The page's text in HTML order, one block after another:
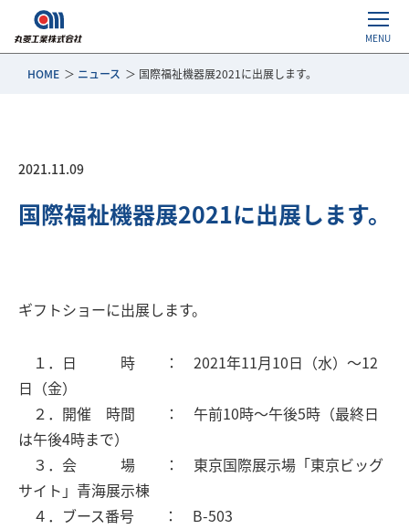
HOME ニュース 国際福祉機器展2021に出展します。
2021.11.09
国際福祉機器展2021に出展します。
ギフトショーに出展します。
１．日 時 ： 2021年11月10日（水）～12
日（金）
２．開催 時間 ： 午前10時～午後5時（最終日
は午後4時まで）
３．会 場 ： 東京国際展示場「東京ビッグ
サイト」青海展示棟
４．ブース番号 ： B-503